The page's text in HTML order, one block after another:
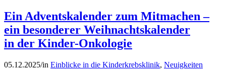
Ein Adventskalender zum Mitmachen –
ein besonderer Weihnachtskalender
in der Kinder-Onkologie
05.12.2025/in Einblicke in die Kinderkrebsklinik, Neuigkeiten